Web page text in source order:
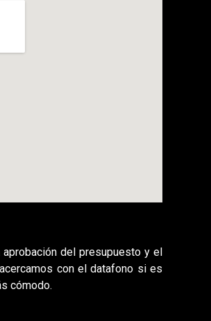
del presupuesto y el
con el datafono si es
cómodo.